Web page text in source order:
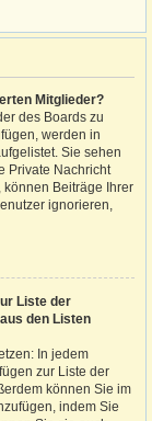
Mitglieder?
des Boards zu
werden in
Sie sehen
Private Nachricht
Beiträge Ihrer
ignorieren,
Liste der
den Listen
In jedem
zur Liste der
können Sie im
indem Sie